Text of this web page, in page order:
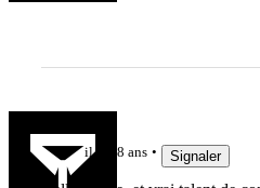
il y a 8 ans Signaler